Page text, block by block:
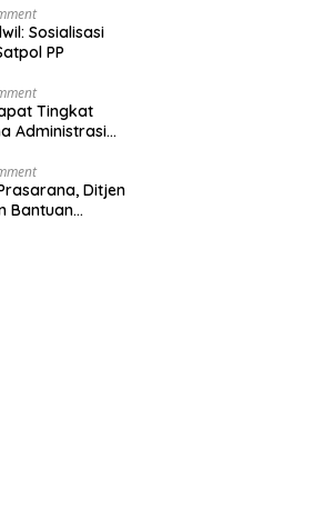
Sosialisasi
PP
Tingkat
Administrasi
Ditjen
Bantuan